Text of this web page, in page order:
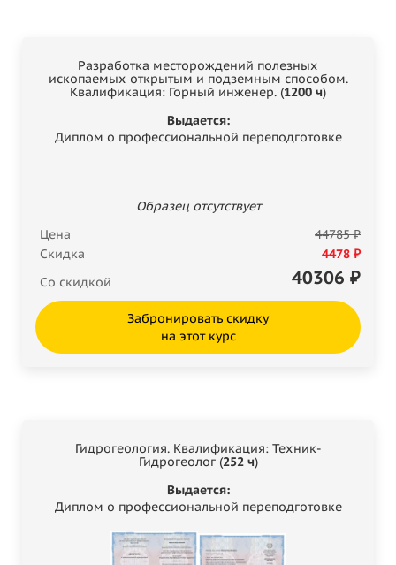
Разработка месторождений полезных
ископаемых открытым и подземным способом.
Квалификация: Горный инженер. (1200 ч)
Выдается:
Диплом о профессиональной переподготовке
Образец отсутствует
Цена
44785 ₽
Скидка
4478 ₽
Со скидкой
40306 ₽
Забронировать скидку
на этот курс
Гидрогеология. Квалификация: Техник-
Гидрогеолог (252 ч)
Выдается:
Диплом о профессиональной переподготовке